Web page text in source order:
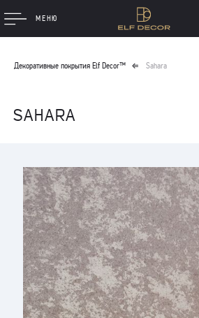
МЕНЮ
Декоративные покрытия Elf Decor™ Sahara
SAHARA